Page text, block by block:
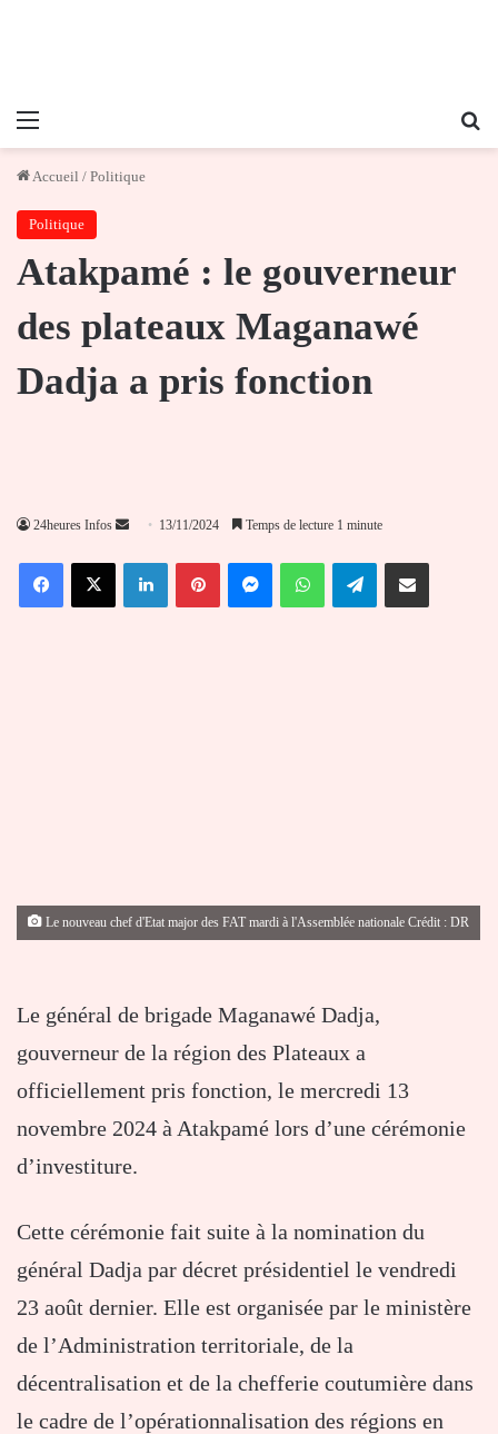
Menu
Accueil / Politique
Politique
Atakpamé : le gouverneur
des plateaux Maganawé
Dadja a pris fonction
24heures Infos
Envoyer
courriel
13/11/2024 Temps de lecture 1 minute
FacebookX LinkedinPinterestMessengerWhatsAppTelegramPartager par email
Le nouveau chef d'Etat major des FAT mardi à l'Assemblée nationale Crédit : DR
Le général de brigade Maganawé Dadja,
gouverneur de la région des Plateaux a
officiellement pris fonction, le mercredi 13
novembre 2024 à Atakpamé lors d’une cérémonie
d’investiture.
Cette cérémonie fait suite à la nomination du
général Dadja par décret présidentiel le vendredi
23 août dernier. Elle est organisée par le ministère
de l’Administration territoriale, de la
décentralisation et de la chefferie coutumière dans
le cadre de l’opérationnalisation des régions en